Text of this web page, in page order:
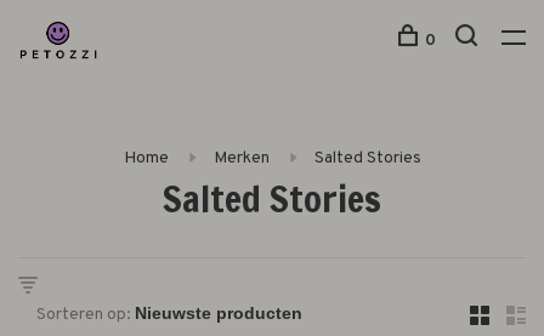
0
Home Merken Salted Stories
Salted Stories
Sorteren op: